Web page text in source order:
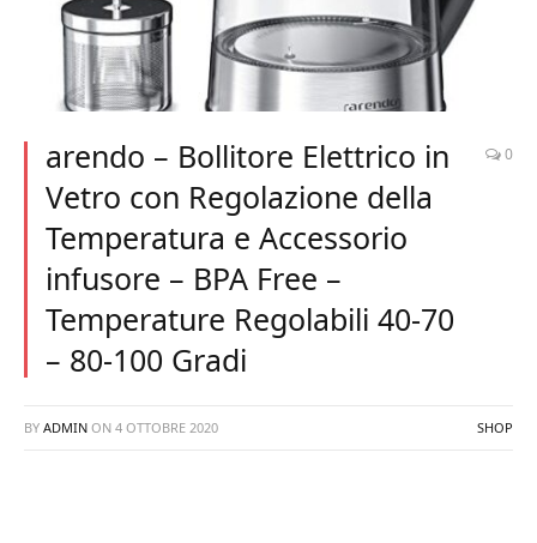
arendo – Bollitore Elettrico in
Vetro con Regolazione della
Temperatura e Accessorio
infusore – BPA Free –
Temperature Regolabili 40-70
– 80-100 Gradi
0
BY ADMIN ON 4 OTTOBRE 2020 SHOP